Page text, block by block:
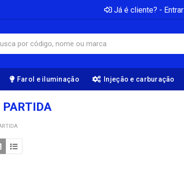
Já é cliente? - Entrar
Farol e iluminação Injeção e carburação
PARTIDA